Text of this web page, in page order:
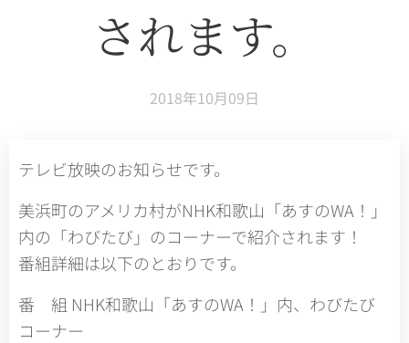
されます。
2018年10月09日
テレビ放映のお知らせです。
美浜町のアメリカ村がNHK和歌山「あすのWA！」
内の「わびたび」のコーナーで紹介されます！
番組詳細は以下のとおりです。
番 組 NHK和歌山「あすのWA！」内、わびたび
コーナー